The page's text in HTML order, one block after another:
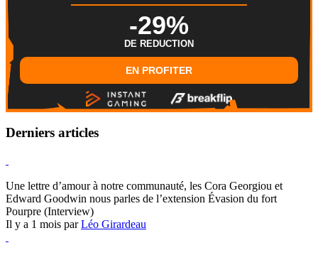
-29%
DE REDUCTION
EN PROFITER
Derniers articles
Une lettre d’amour à notre communauté, les Cora Georgiou et
Edward Goodwin nous parles de l’extension Évasion du fort
Pourpre (Interview)
Il y a 1 mois parLéo Girardeau